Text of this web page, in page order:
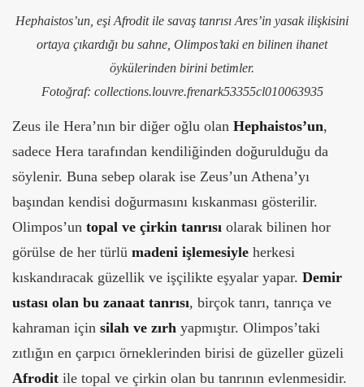
Hephaistos’un, eşi Afrodit ile savaş tanrısı Ares’in yasak ilişkisini
ortaya çıkardığı bu sahne, Olimpos’taki en bilinen ihanet
öykülerinden birini betimler.
Fotoğraf: collections.louvre.frenark53355cl010063935
Zeus ile Hera’nın bir diğer oğlu olan Hephaistos’un,
sadece Hera tarafından kendiliğinden doğurulduğu da
söylenir. Buna sebep olarak ise Zeus’un Athena’yı
başından kendisi doğurmasını kıskanması gösterilir.
Olimpos’un topal ve çirkin tanrısı olarak bilinen hor
görülse de her türlü madeni işlemesiyle herkesi
kıskandıracak güzellik ve işçilikte eşyalar yapar. Demir
ustası olan bu zanaat tanrısı, birçok tanrı, tanrıça ve
kahraman için silah ve zırh yapmıştır. Olimpos’taki
zıtlığın en çarpıcı örneklerinden birisi de güzeller güzeli
Afrodit ile topal ve çirkin olan bu tanrının evlenmesidir.